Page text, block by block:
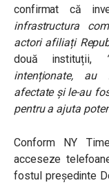
confirmat că
infrastructura
actori afiliați
două instituții,
intenționate, au
afectate și le-au
pentru a ajuta
Conform NY
acceseze
fostul președinte